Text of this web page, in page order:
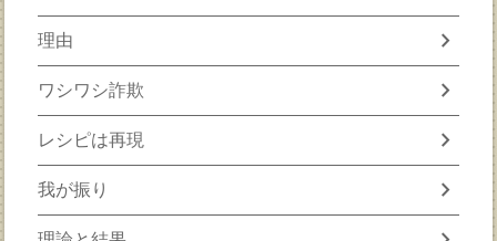
理由 chevron_right
ワシワシ詐欺 chevron_right
レシピは再現 chevron_right
我が振り chevron_right